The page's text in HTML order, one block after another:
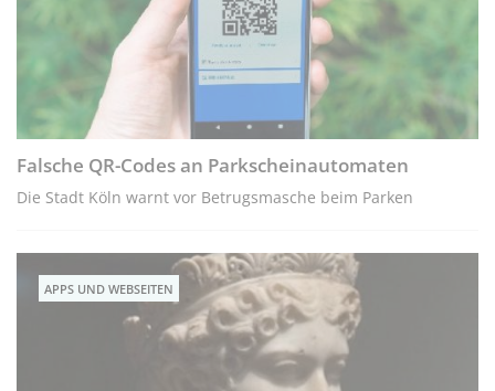
Falsche QR-Codes an Parkscheinautomaten
Die Stadt Köln warnt vor Betrugsmasche beim Parken
APPS UND WEBSEITEN